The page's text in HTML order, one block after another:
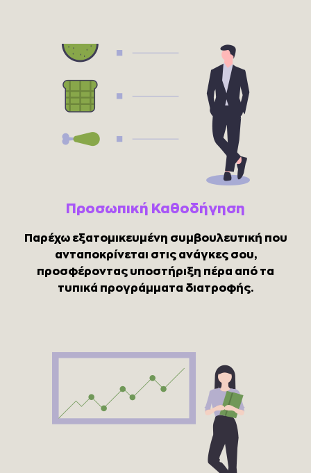
Προσωπική Καθοδήγηση
Παρέχω εξατομικευμένη συμβουλευτική που
ανταποκρίνεται στις ανάγκες σου,
προσφέροντας υποστήριξη πέρα από τα
τυπικά προγράμματα διατροφής.